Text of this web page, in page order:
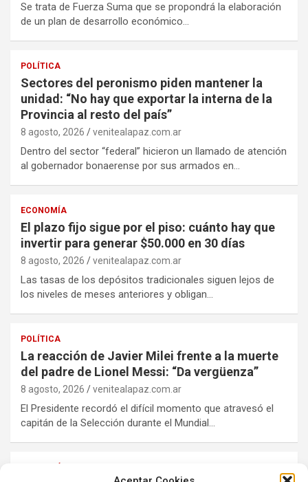
Se trata de Fuerza Suma que se propondrá la elaboración
de un plan de desarrollo económico…
POLÍTICA
Sectores del peronismo piden mantener la
unidad: “No hay que exportar la interna de la
Provincia al resto del país”
8 agosto, 2026 venitealapaz.com.ar
Dentro del sector “federal” hicieron un llamado de atención
al gobernador bonaerense por sus armados en…
ECONOMÍA
El plazo fijo sigue por el piso: cuánto hay que
invertir para generar $50.000 en 30 días
8 agosto, 2026 venitealapaz.com.ar
Las tasas de los depósitos tradicionales siguen lejos de
los niveles de meses anteriores y obligan…
POLÍTICA
La reacción de Javier Milei frente a la muerte
del padre de Lionel Messi: “Da vergüenza”
8 agosto, 2026 venitealapaz.com.ar
El Presidente recordó el difícil momento que atravesó el
capitán de la Selección durante el Mundial…